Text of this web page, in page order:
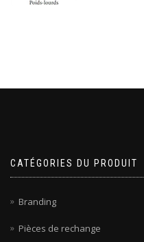
CATÉGORIES DU PRODUIT
Branding
Pièces de rechange